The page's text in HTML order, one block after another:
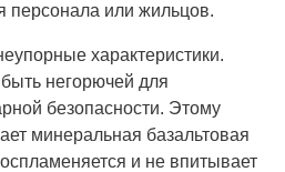
персонала или жильцов.
характеристики.
негорючей для
безопасности. Этому
минеральная базальтовая
и не впитывает